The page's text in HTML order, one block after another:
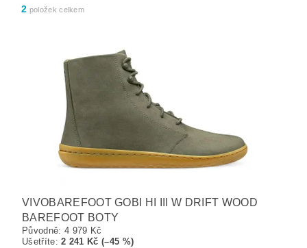
2 položek celkem
VIVOBAREFOOT GOBI HI III W DRIFT WOOD
BAREFOOT BOTY
Původně: 4 979 Kč
Ušetříte:2 241 Kč (–45 %)